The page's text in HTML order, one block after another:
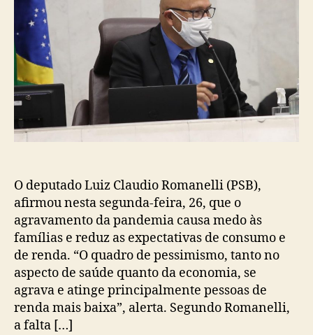
O deputado Luiz Claudio Romanelli (PSB),
afirmou nesta segunda-feira, 26, que o
agravamento da pandemia causa medo às
famílias e reduz as expectativas de consumo e
de renda. “O quadro de pessimismo, tanto no
aspecto de saúde quanto da economia, se
agrava e atinge principalmente pessoas de
renda mais baixa”, alerta. Segundo Romanelli,
a falta […]